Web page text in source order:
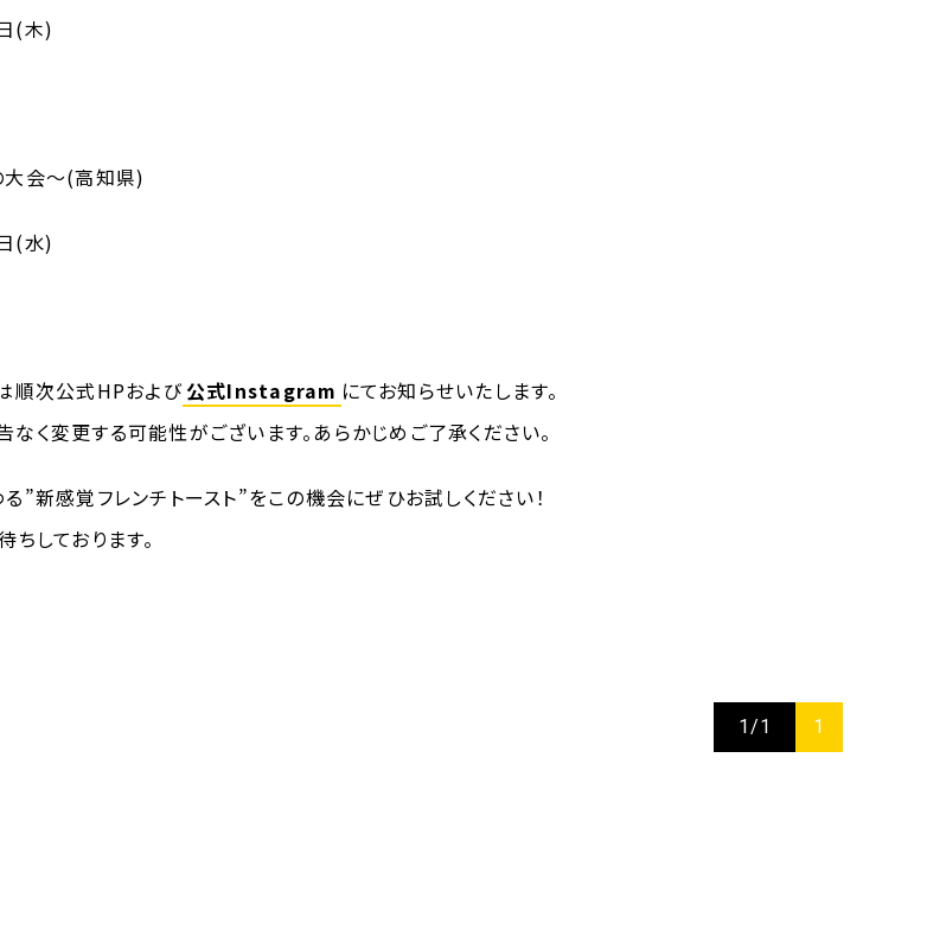
(木)
大会〜(高知県)
(水)
順次公式HPおよび 公式Instagram にてお知らせいたします。
く変更する可能性がございます。あらかじめご了承ください。
”新感覚フレンチトースト”をこの機会にぜひお試しください！
しております。
1/1 1